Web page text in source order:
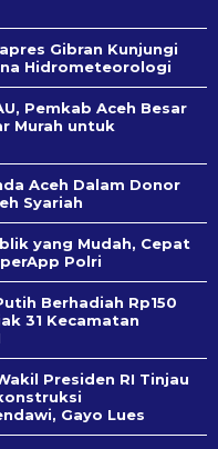
Gibran Kunjungi
Hidrometeorologi
Pemkab Aceh Besar
Murah untuk
Aceh Dalam Donor
Syariah
yang Mudah, Cepat
Polri
Berhadiah Rp150
31 Kecamatan
Presiden RI Tinjau
Gayo Lues